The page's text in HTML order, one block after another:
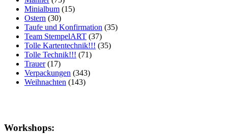
Minialbum (15)
Ostern (30)
Taufe und Konfirmation (35)
Team StempelART (37)
Tolle Kartentechnik!!! (35)
Tolle Technik!!! (71)
Trauer(17)
Verpackungen (343)
Weihnachten (143)
Workshops: